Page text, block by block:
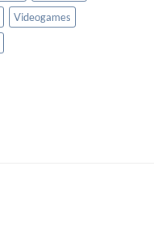
Videogames